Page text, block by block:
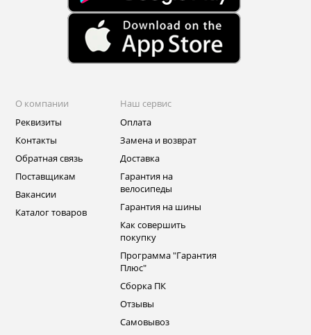
О компании
Реквизиты
Контакты
Обратная связь
Поставщикам
Вакансии
Каталог товаров
Наш сервис
Оплата
Замена и возврат
Доставка
Гарантия на
велосипеды
Гарантия на шины
Как совершить
покупку
Программа "Гарантия
Плюс"
Сборка ПК
Отзывы
Самовывоз